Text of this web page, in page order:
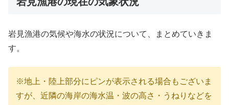
岩見漁港の気候や海水の状況について、まとめていきま
す。
※地上・陸上部分にピンが表示される場合もございま
すが、近隣の海岸の海水温・波の高さ・うねりなどを